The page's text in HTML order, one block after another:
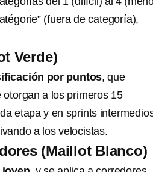
(fuera de categoría),
Verde)
por puntos, que
otorgan a los primeros 15
etapa y en sprints
a los velocistas.
(Maillot Blanco)